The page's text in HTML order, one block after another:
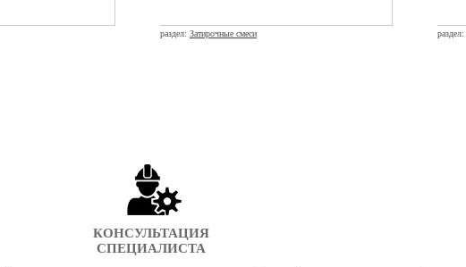
раздел: Затирочные смеси раздел:
КОНСУЛЬТАЦИЯ
СПЕЦИАЛИСТА